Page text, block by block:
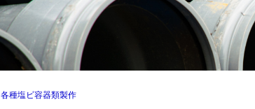
各種塩ビ容器類製作